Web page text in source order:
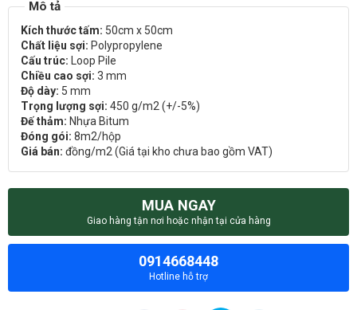
Kích thước tấm: 50cm x 50cm
Chất liệu sợi: Polypropylene
Cấu trúc: Loop Pile
Chiều cao sợi: 3 mm
Độ dày: 5 mm
Trọng lượng sợi: 450 g/m2 (+/-5%)
Đế thảm: Nhựa Bitum
Đóng gói: 8m2/hộp
Giá bán: đồng/m2 (Giá tại kho chưa bao gồm VAT)
MUA NGAY
Giao hàng tận nơi hoặc nhận tại cửa hàng
0914668448
Hotline hỗ trợ